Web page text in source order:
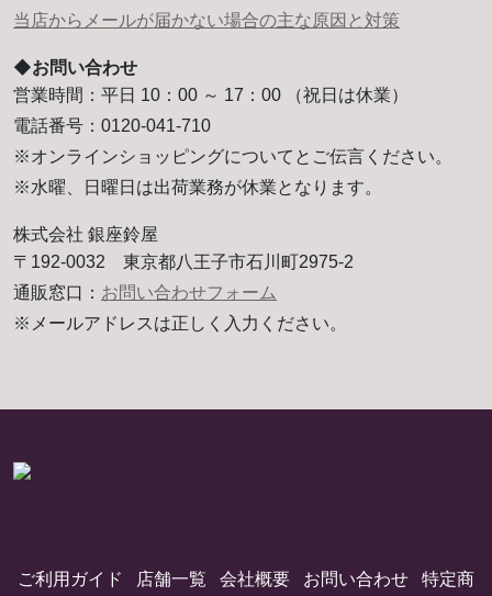
当店からメールが届かない場合の主な原因と対策
◆お問い合わせ
営業時間：平日 10：00 ～ 17：00 （祝日は休業）
電話番号：0120-041-710
※オンラインショッピングについてとご伝言ください。
※水曜、日曜日は出荷業務が休業となります。
株式会社 銀座鈴屋
〒192-0032 東京都八王子市石川町2975-2
通販窓口： お問い合わせフォーム
※メールアドレスは正しく入力ください。
ご利用ガイド 店舗一覧 会社概要 お問い合わせ 特定商